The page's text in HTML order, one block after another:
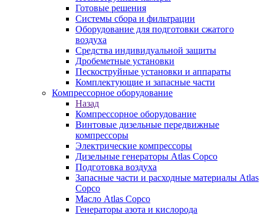
Готовые решения
Системы сбора и фильтрации
Оборудование для подготовки сжатого
воздуха
Средства индивидуальной защиты
Дробеметные установки
Пескоструйные установки и аппараты
Комплектующие и запасные части
Компрессорное оборудование
Назад
Компрессорное оборудование
Винтовые дизельные передвижные
компрессоры
Электрические компрессоры
Дизельные генераторы Atlas Copco
Подготовка воздуха
Запасные части и расходные материалы Atlas
Copco
Масло Atlas Copco
Генераторы азота и кислорода